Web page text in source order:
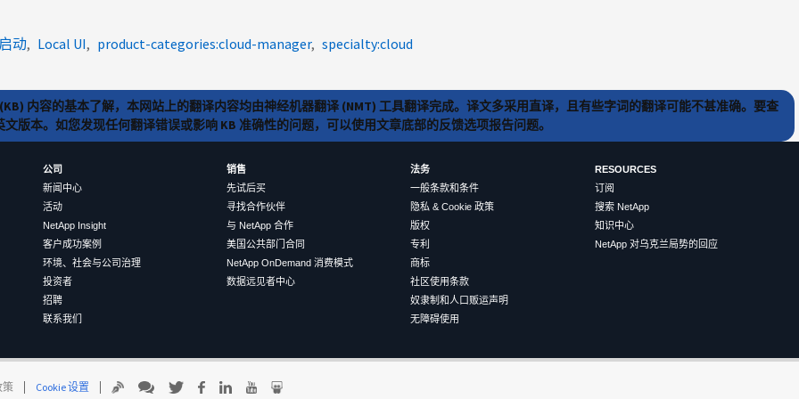
动 Local UI product-categories:cloud-manager specialty:cloud
内容的基本了解，本网站上的翻译内容均由神经机器翻译 (NMT) 工具翻译完成。译文多采用直译，且有些字词的翻译可能不甚准确。要查
版本。如您发现任何翻译错误或影响 KB 准确性的问题，可以使用文章底部的反馈选项报告问题。
公司
新闻中心
活动
NetApp Insight
客户成功案例
环境、社会与公司治理
投资者
招聘
联系我们
销售
先试后买
寻找合作伙伴
与 NetApp 合作
美国公共部门合同
NetApp OnDemand 消费模式
数据远见者中心
法务
一般条款和条件
隐私 & Cookie 政策
版权
专利
商标
社区使用条款
奴隶制和人口贩运声明
无障碍使用
RESOURCES
订阅
搜索 NetApp
知识中心
NetApp 对乌克兰局势的回应
策 Cookie 设置